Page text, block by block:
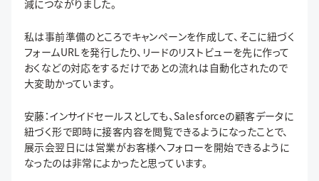
減につながりました。
私は事前準備のところでキャンペーンを作成して、そこに紐づく
フォームURLを発行したり、リードのリストビューを先に作って
おくなどの対応をするだけであとの流れは自動化されたので
大変助かっています。
安藤：インサイドセールスとしても、Salesforceの顧客データに
紐づく形で即時に接客内容を閲覧できるようになったことで、
展示会翌日には営業がお客様へフォローを開始できるように
なったのは非常によかったと思っています。